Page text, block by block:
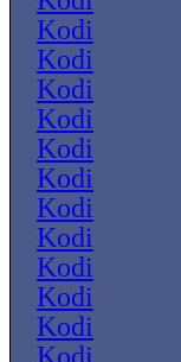
Kodi
Kodi
Kodi
Kodi
Kodi
Kodi
Kodi
Kodi
Kodi
Kodi
Kodi